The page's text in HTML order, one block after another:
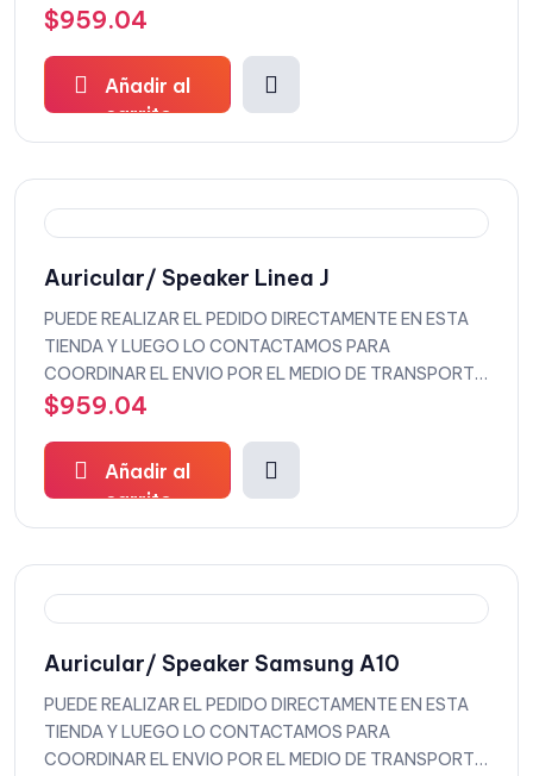
QUE DESEEE
$959.04
Añadir al
carrito
Auricular/ Speaker Linea J
PUEDE REALIZAR EL PEDIDO DIRECTAMENTE EN ESTA
TIENDA Y LUEGO LO CONTACTAMOS PARA
COORDINAR EL ENVIO POR EL MEDIO DE TRANSPORTE
QUE DESEEE
$959.04
Añadir al
carrito
Auricular/ Speaker Samsung A10
PUEDE REALIZAR EL PEDIDO DIRECTAMENTE EN ESTA
TIENDA Y LUEGO LO CONTACTAMOS PARA
COORDINAR EL ENVIO POR EL MEDIO DE TRANSPORTE